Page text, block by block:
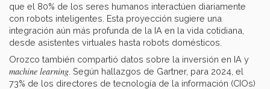
que el 80% de los seres humanos interactúen diariamente
con robots inteligentes. Esta proyección sugiere una
integración aún más profunda de la IA en la vida cotidiana,
desde asistentes virtuales hasta robots domésticos.
Orozco también compartió datos sobre la inversión en IA y
machine learning . Según hallazgos de Gartner, para 2024, el
73% de los directores de tecnología de la información (CIOs)